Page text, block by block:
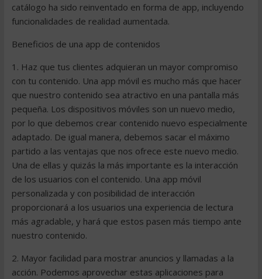
catálogo ha sido reinventado en forma de app, incluyendo
funcionalidades de realidad aumentada.
Beneficios de una app de contenidos
1. Haz que tus clientes adquieran un mayor compromiso
con tu contenido. Una app móvil es mucho más que hacer
que nuestro contenido sea atractivo en una pantalla más
pequeña. Los dispositivos móviles son un nuevo medio,
por lo que debemos crear contenido nuevo especialmente
adaptado. De igual manera, debemos sacar el máximo
partido a las ventajas que nos ofrece este nuevo medio.
Una de ellas y quizás la más importante es la interacción
de los usuarios con el contenido. Una app móvil
personalizada y con posibilidad de interacción
proporcionará a los usuarios una experiencia de lectura
más agradable, y hará que estos pasen más tiempo ante
nuestro contenido.
2. Mayor facilidad para mostrar anuncios y llamadas a la
acción. Podemos aprovechar estas aplicaciones para